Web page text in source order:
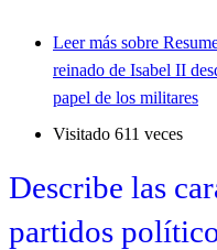
Leer más sobre
reinado de Isabel II
papel de los militares
Visitado 611 veces
Describe las
partidos